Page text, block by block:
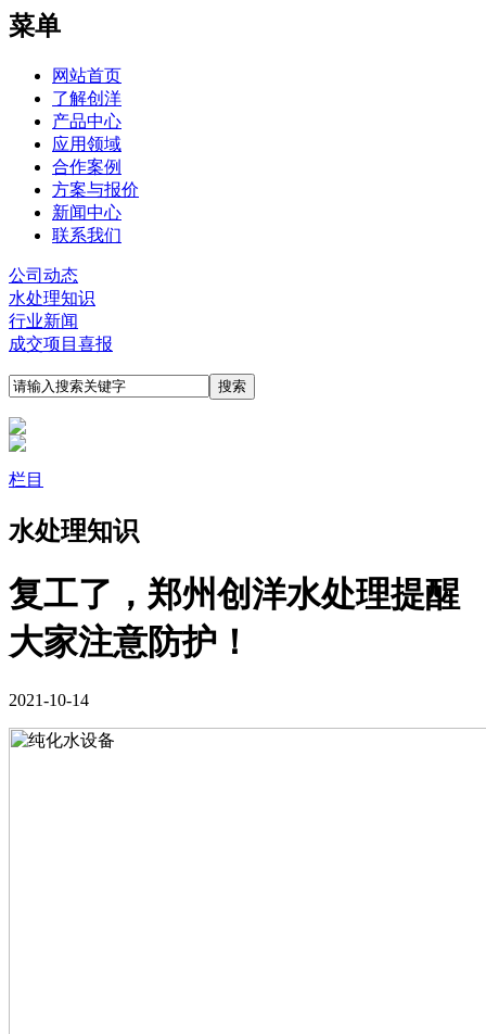
菜单
网站首页
了解创洋
产品中心
应用领域
合作案例
方案与报价
新闻中心
联系我们
公司动态
水处理知识
行业新闻
成交项目喜报
栏目
水处理知识
复工了，郑州创洋水处理提醒
大家注意防护！
2021-10-14